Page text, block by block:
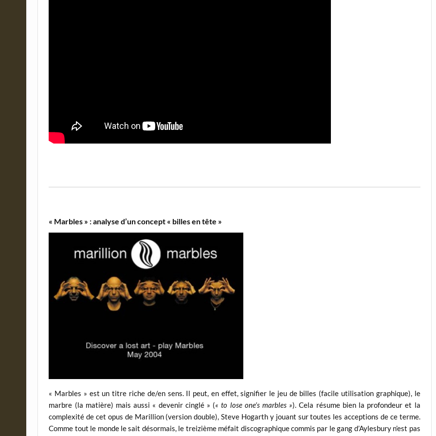
« Marbles » : analyse d’un concept « billes en tête »
« Marbles » est un titre riche de/en sens. Il peut, en effet, signifier le jeu de billes (facile utilisation graphique), le
marbre (la matière) mais aussi « devenir cinglé » (« to lose one’s marbles »). Cela résume bien la profondeur et la
complexité de cet opus de Marillion (version double), Steve Hogarth y jouant sur toutes les acceptions de ce terme.
Comme tout le monde le sait désormais, le treizième méfait discographique commis par le gang d’Aylesbury n’est pas